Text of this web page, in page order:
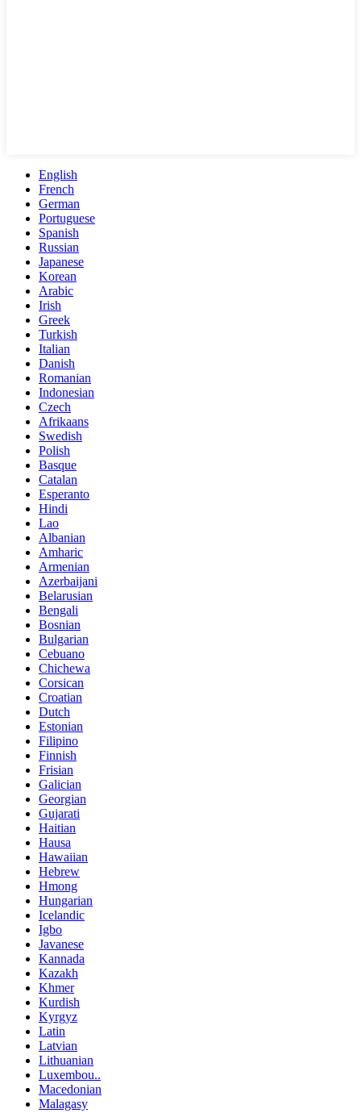
English
French
German
Portuguese
Spanish
Russian
Japanese
Korean
Arabic
Irish
Greek
Turkish
Italian
Danish
Romanian
Indonesian
Czech
Afrikaans
Swedish
Polish
Basque
Catalan
Esperanto
Hindi
Lao
Albanian
Amharic
Armenian
Azerbaijani
Belarusian
Bengali
Bosnian
Bulgarian
Cebuano
Chichewa
Corsican
Croatian
Dutch
Estonian
Filipino
Finnish
Frisian
Galician
Georgian
Gujarati
Haitian
Hausa
Hawaiian
Hebrew
Hmong
Hungarian
Icelandic
Igbo
Javanese
Kannada
Kazakh
Khmer
Kurdish
Kyrgyz
Latin
Latvian
Lithuanian
Luxembou..
Macedonian
Malagasy